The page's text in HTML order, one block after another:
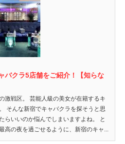
バクラ5店舗をご紹介！【知らな
激戦区。 芸能人級の美女が在籍するキ
そんな新宿でキャバクラを探そうと思
らいいのか悩んでしまいますよね。 と
高の夜を過ごせるように、新宿のキャ...